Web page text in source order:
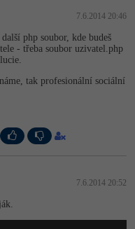
7.6.2014 20:46
php soubor, kde budeš
- třeba soubor uzivatel.php
tak profesionální sociální
7.6.2014 20:52